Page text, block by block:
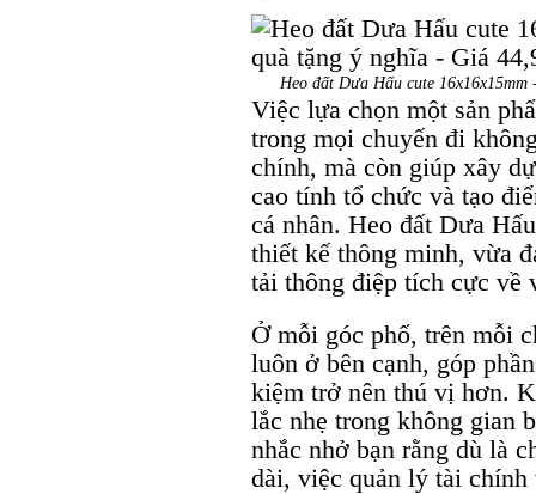
Heo đất Dưa Hấu cute
Việc lựa chọn một sản
trong mọi chuyến đi
chính, mà còn giúp xây
cao tính tổ chức và tạo
cá nhân. Heo đất Dưa
thiết kế thông minh, vừa
tải thông điệp tích cực về
Ở mỗi góc phố, trên mỗi
luôn ở bên cạnh, góp
kiệm trở nên thú vị hơn.
lắc nhẹ trong không gian
nhắc nhở bạn rằng dù là
dài, việc quản lý tài chính